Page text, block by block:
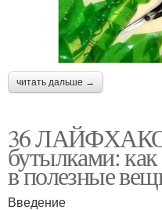
читать дальше →
36
бутылками:
в полезные
Введение